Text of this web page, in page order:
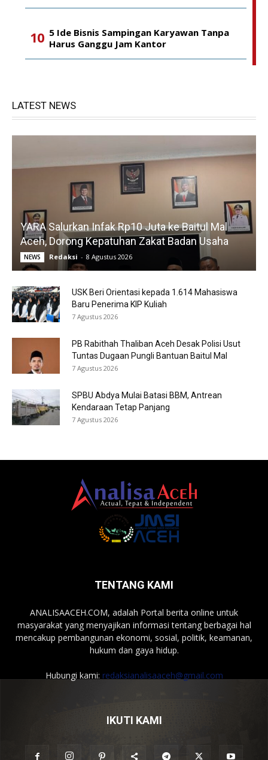
5 Ide Bisnis Sampingan Karyawan Tanpa
Harus Ganggu Jam Kantor
LATEST NEWS
YARA Salurkan Infak Rp10 Juta ke Baitul Mal
Aceh, Dorong Kepatuhan Zakat Badan Usaha
NEWS Redaksi - 8 Agustus 2026
USK Beri Orientasi kepada 1.614 Mahasiswa
Baru Penerima KIP Kuliah
7 Agustus 2026
PB Rabithah Thaliban Aceh Desak Polisi Usut
Tuntas Dugaan Pungli Bantuan Baitul Mal
7 Agustus 2026
SPBU Abdya Mulai Batasi BBM, Antrean
Kendaraan Tetap Panjang
7 Agustus 2026
TENTANG KAMI
ANALISAACEH.COM, adalah Portal berita online untuk
masyarakat yang menyajikan informasi tentang berbagai hal
mencakup pembangunan ekonomi, sosial, politik, keamanan,
hukum dan gaya hidup.
Hubungi kami: redaksianalisaaceh@gmail.com
IKUTI KAMI